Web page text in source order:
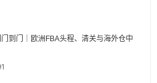
到门｜欧洲FBA头程、清关与海外仓中